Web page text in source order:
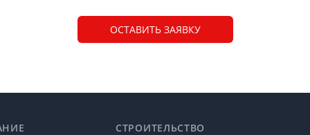
ОСТАВИТЬ ЗАЯВКУ
СТРОИТЕЛЬСТВО